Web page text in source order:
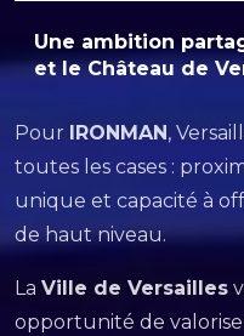
Une ambition
et le Château de
Pour IRONMAN,
toutes les cases :
unique et capacité à
de haut niveau.
La Ville de Versailles
opportunité de